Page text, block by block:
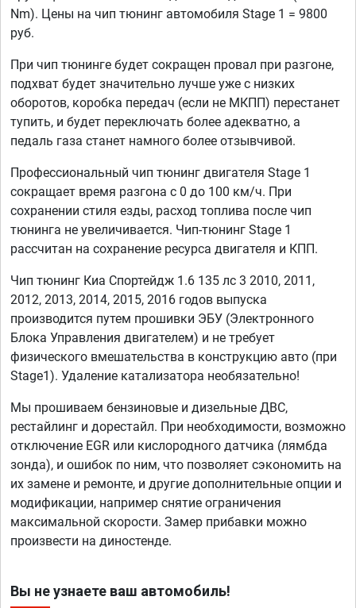
Nm). Цены на чип тюнинг автомобиля Stage 1 = 9800
руб.
При чип тюнинге будет сокращен провал при разгоне,
подхват будет значительно лучше уже с низких
оборотов, коробка передач (если не МКПП) перестанет
тупить, и будет переключать более адекватно, а
педаль газа станет намного более отзывчивой.
Профессиональный чип тюнинг двигателя Stage 1
сокращает время разгона с 0 до 100 км/ч. При
сохранении стиля езды, расход топлива после чип
тюнинга не увеличивается. Чип-тюнинг Stage 1
рассчитан на сохранение ресурса двигателя и КПП.
Чип тюнинг Киа Спортейдж 1.6 135 лс 3 2010, 2011,
2012, 2013, 2014, 2015, 2016 годов выпуска
производится путем прошивки ЭБУ (Электронного
Блока Управления двигателем) и не требует
физического вмешательства в конструкцию авто (при
Stage1). Удаление катализатора необязательно!
Мы прошиваем бензиновые и дизельные ДВС,
рестайлинг и дорестайл. При необходимости, возможно
отключение EGR или кислородного датчика (лямбда
зонда), и ошибок по ним, что позволяет сэкономить на
их замене и ремонте, и другие дополнительные опции и
модификации, например снятие ограничения
максимальной скорости. Замер прибавки можно
произвести на диностенде.
Вы не узнаете ваш автомобиль!